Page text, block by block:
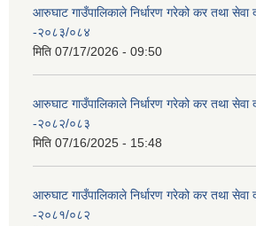
आरुघाट गाउँपालिकाले निर्धारण गरेको कर तथा सेवा
-२०८३/०८४
मिति 07/17/2026 - 09:50
आरुघाट गाउँपालिकाले निर्धारण गरेको कर तथा सेवा
-२०८२/०८३
मिति 07/16/2025 - 15:48
आरुघाट गाउँपालिकाले निर्धारण गरेको कर तथा सेवा
-२०८१/०८२